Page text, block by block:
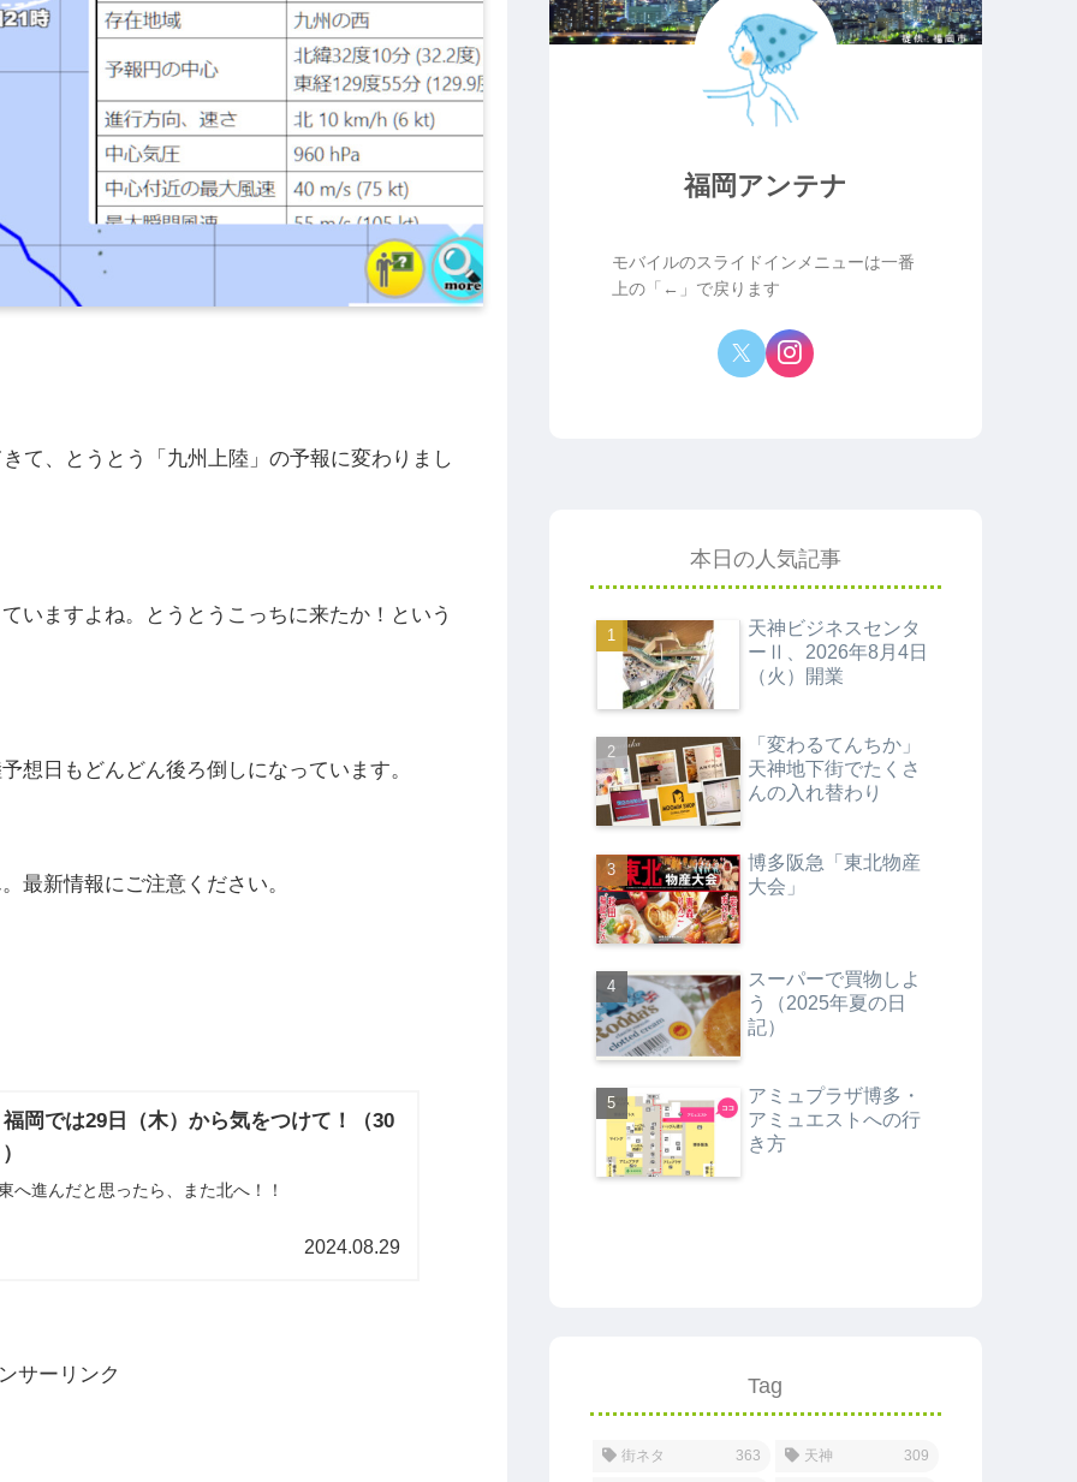
て、とうとう「九州上陸」の予報に変わりまし
いますよね。とうとうこっちに来たか！という
想日もどんどん後ろ倒しになっています。
最新情報にご注意ください。
岡では29日（木）から気をつけて！（30
へ進んだと思ったら、また北へ！！
2024.08.29
サーリンク
福岡アンテナ
モバイルのスライドインメニューは一番
上の「←」で戻ります
本日の人気記事
天神ビジネスセンタ
ーⅡ、2026年8月4日
（火）開業
「変わるてんちか」
天神地下街でたくさ
んの入れ替わり
博多阪急「東北物産
大会」
スーパーで買物しよ
う（2025年夏の日
記）
アミュプラザ博多・
アミュエストへの行
き方
Tag
街ネタ 363 天神 309